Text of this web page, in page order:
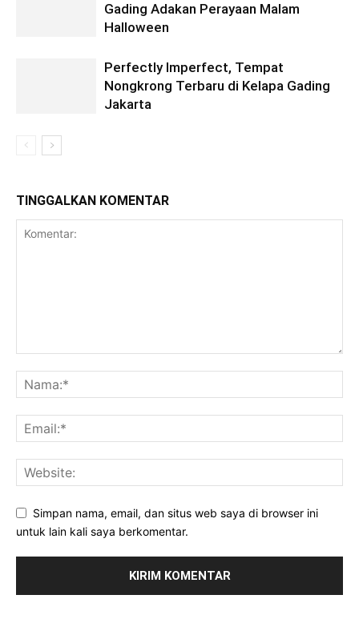
Gading Adakan Perayaan Malam
Halloween
Perfectly Imperfect, Tempat
Nongkrong Terbaru di Kelapa Gading
Jakarta
TINGGALKAN KOMENTAR
Simpan nama, email, dan situs web saya di browser ini
untuk lain kali saya berkomentar.